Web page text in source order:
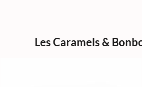
Les Caramels &